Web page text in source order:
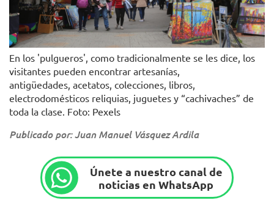
En los 'pulgueros', como tradicionalmente se les dice, los
visitantes pueden encontrar artesanías,
antigüedades, acetatos, colecciones, libros,
electrodomésticos reliquias, juguetes y “cachivaches” de
toda la clase. Foto: Pexels
Publicado por: Juan Manuel Vásquez Ardila
Únete a nuestro canal de
noticias en WhatsApp